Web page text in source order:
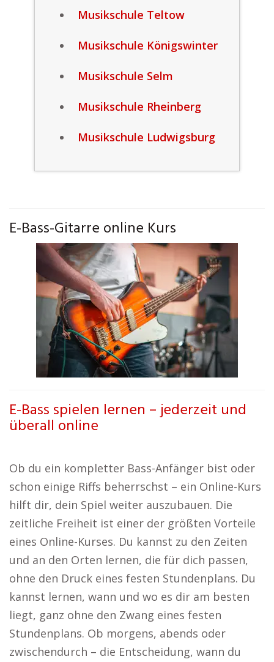
Musikschule Teltow
Musikschule Königswinter
Musikschule Selm
Musikschule Rheinberg
Musikschule Ludwigsburg
E-Bass-Gitarre online Kurs
E-Bass spielen lernen – jederzeit und
überall online
Ob du ein kompletter Bass-Anfänger bist oder
schon einige Riffs beherrschst – ein Online-Kurs
hilft dir, dein Spiel weiter auszubauen. Die
zeitliche Freiheit ist einer der größten Vorteile
eines Online-Kurses. Du kannst zu den Zeiten
und an den Orten lernen, die für dich passen,
ohne den Druck eines festen Stundenplans. Du
kannst lernen, wann und wo es dir am besten
liegt, ganz ohne den Zwang eines festen
Stundenplans. Ob morgens, abends oder
zwischendurch – die Entscheidung, wann du